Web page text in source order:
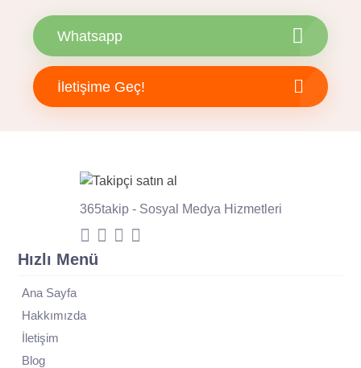
Whatsapp
İletişime Geç!
365takip - Sosyal Medya Hizmetleri
Hızlı Menü
Ana Sayfa
Hakkımızda
İletişim
Blog